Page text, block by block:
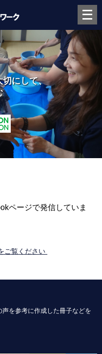
メ
ニ
ュ
ー
を
開
く
切にして、
ページで発信していま
ご覧ください
を参考に作成した冊子などを